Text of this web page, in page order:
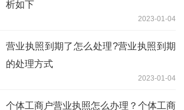
析如下
2023-01-04
营业执照到期了怎么处理?营业执照到期
的处理方式
2023-01-04
个体工商户营业执照怎么办理？个体工商